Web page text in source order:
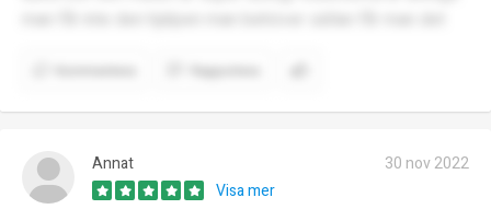
Annat
30 nov 2022
Visa mer